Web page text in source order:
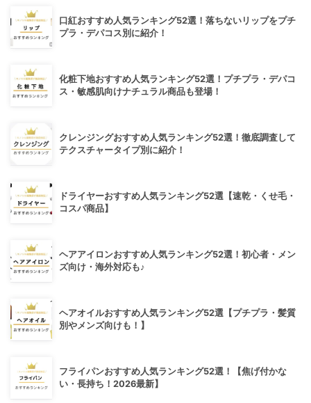
口紅おすすめ人気ランキング52選！落ちないリップをプチ
プラ・デパコス別に紹介！
化粧下地おすすめ人気ランキング52選！プチプラ・デパコ
ス・敏感肌向けナチュラル商品も登場！
クレンジングおすすめ人気ランキング52選！徹底調査して
テクスチャータイプ別に紹介！
ドライヤーおすすめ人気ランキング52選【速乾・くせ毛・
コスパ商品】
ヘアアイロンおすすめ人気ランキング52選！初心者・メン
ズ向け・海外対応も♪
ヘアオイルおすすめ人気ランキング52選【プチプラ・髪質
別やメンズ向けも！】
フライパンおすすめ人気ランキング52選！【焦げ付かな
い・長持ち！2026最新】